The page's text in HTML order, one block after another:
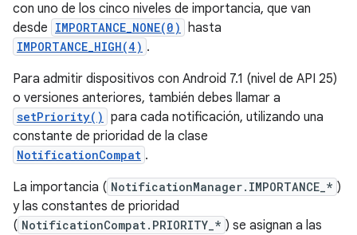
con uno de los cinco niveles de importancia, que van
desde IMPORTANCE_NONE(0) hasta
IMPORTANCE_HIGH(4) .
Para admitir dispositivos con Android 7.1 (nivel de API 25)
o versiones anteriores, también debes llamar a
setPriority() para cada notificación, utilizando una
constante de prioridad de la clase
NotificationCompat .
La importancia ( NotificationManager.IMPORTANCE_* )
y las constantes de prioridad
( NotificationCompat.PRIORITY_* ) se asignan a las